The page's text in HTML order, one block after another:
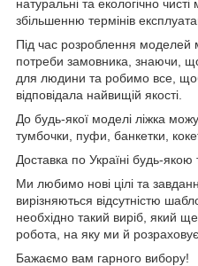
натуральні та екологічно
збільшенню термінів
Під час розроблення моделей
потреби замовника, знаючи,
для людини та робимо все,
відповідала найвищій якості.
До будь-якої моделі ліжка
тумбочки, пуфи, банкетки,
Доставка по Україні будь-
Ми любимо нові цілі та
вирізняються відсутністю
необхідно такий виріб, який
робота, на яку ми й
Бажаємо вам гарного вибору!